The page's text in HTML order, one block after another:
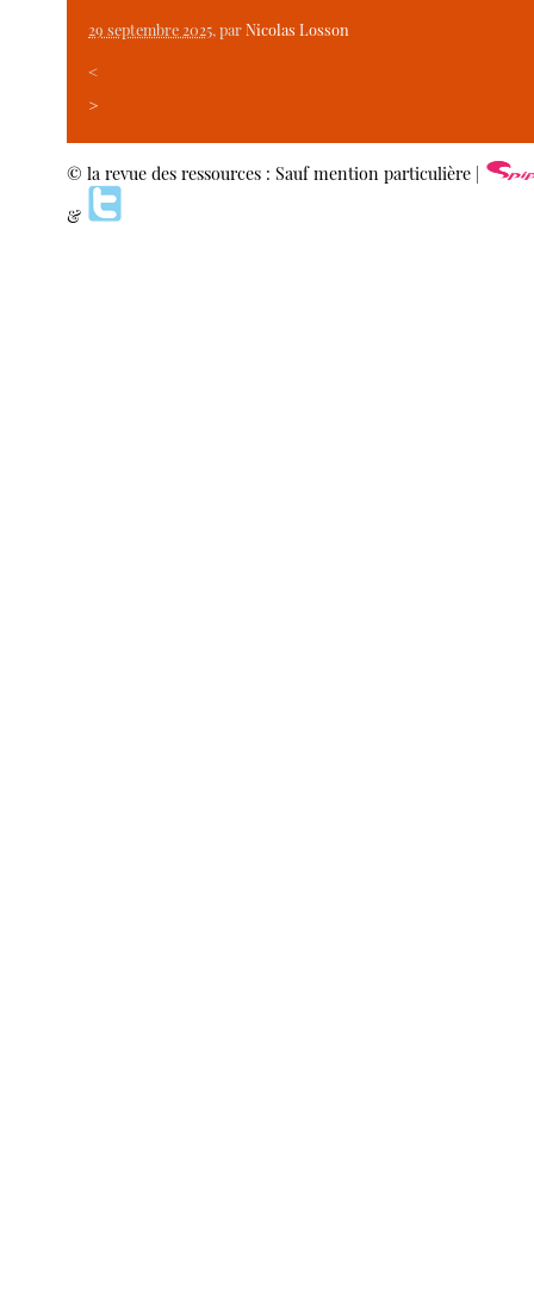
29 septembre 2025, parNicolas Losson
<
>
© la revue des ressources : Sauf mention particulière |
&